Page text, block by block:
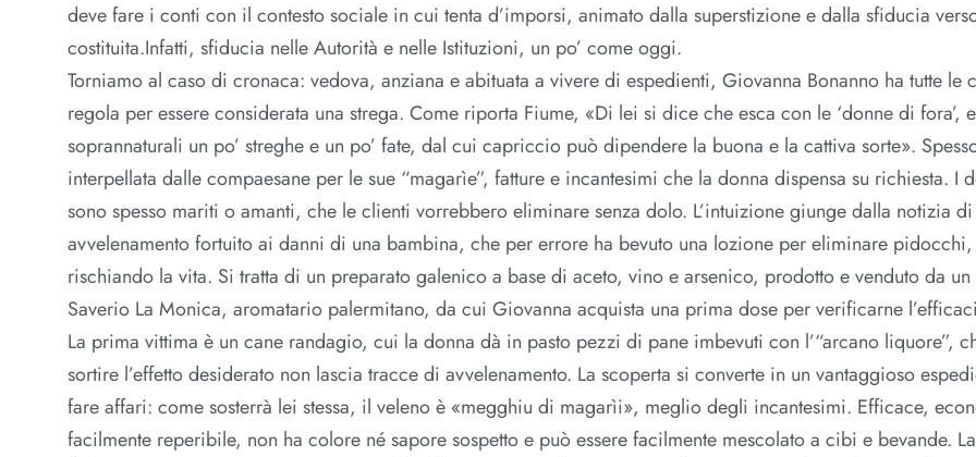
deve fare i conti con il contesto sociale in cui tenta d’imporsi, animato dalla superstizione e dalla sfiducia
costituita.Infatti, sfiducia nelle Autorità e nelle Istituzioni, un po’ come oggi.
Torniamo al caso di cronaca: vedova, anziana e abituata a vivere di espedienti, Giovanna Bonanno ha tutte le
regola per essere considerata una strega. Come riporta Fiume, «Di lei si dice che esca con le ‘donne di fora’,
soprannaturali un po’ streghe e un po’ fate, dal cui capriccio può dipendere la buona e la cattiva sorte».
interpellata dalle compaesane per le sue “magarìe”, fatture e incantesimi che la donna dispensa su richiesta. I
sono spesso mariti o amanti, che le clienti vorrebbero eliminare senza dolo. L’intuizione giunge dalla notizia
avvelenamento fortuito ai danni di una bambina, che per errore ha bevuto una lozione per eliminare pidocchi,
rischiando la vita. Si tratta di un preparato galenico a base di aceto, vino e arsenico, prodotto e venduto da
Saverio La Monica, aromatario palermitano, da cui Giovanna acquista una prima dose per verificarne
La prima vittima è un cane randagio, cui la donna dà in pasto pezzi di pane imbevuti con l’“arcano liquore”,
sortire l’effetto desiderato non lascia tracce di avvelenamento. La scoperta si converte in un vantaggioso
fare affari: come sosterrà lei stessa, il veleno è «megghiu di magarìi», meglio degli incantesimi. Efficace,
facilmente reperibile, non ha colore né sapore sospetto e può essere facilmente mescolato a cibi e bevande.